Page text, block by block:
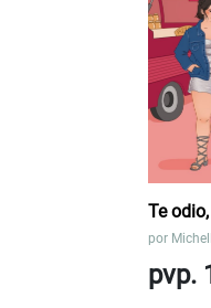
Te
por
pvp.